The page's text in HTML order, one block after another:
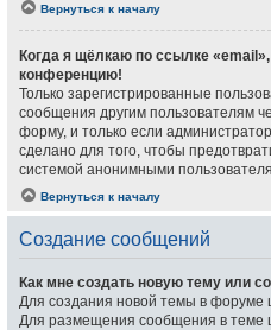
Вернуться к началу
Когда я щёлкаю по ссылке
конференцию!
Только зарегистрированные
сообщения другим пользователям
форму, и только если
сделано для того, чтобы
системой анонимными
Вернуться к началу
Создание сообщений
Как мне создать новую тему или
Для создания новой темы в форуме
Для размещения сообщения в теме